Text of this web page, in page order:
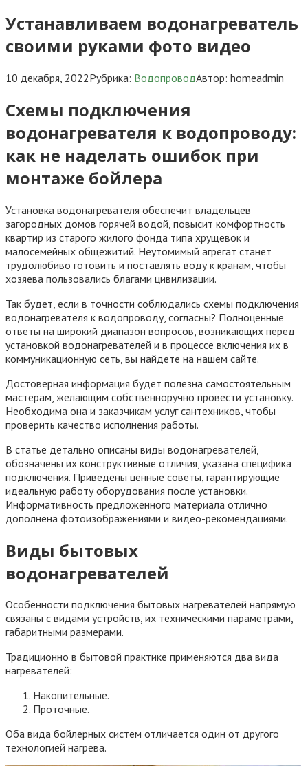
Устанавливаем водонагреватель
своими руками фото видео
10 декабря, 2022Рубрика: ВодопроводАвтор: homeadmin
Схемы подключения
водонагревателя к водопроводу:
как не наделать ошибок при
монтаже бойлера
Установка водонагревателя обеспечит владельцев
загородных домов горячей водой, повысит комфортность
квартир из старого жилого фонда типа хрущевок и
малосемейных общежитий. Неутомимый агрегат станет
трудолюбиво готовить и поставлять воду к кранам, чтобы
хозяева пользовались благами цивилизации.
Так будет, если в точности соблюдались схемы подключения
водонагревателя к водопроводу, согласны? Полноценные
ответы на широкий диапазон вопросов, возникающих перед
установкой водонагревателей и в процессе включения их в
коммуникационную сеть, вы найдете на нашем сайте.
Достоверная информация будет полезна самостоятельным
мастерам, желающим собственноручно провести установку.
Необходима она и заказчикам услуг сантехников, чтобы
проверить качество исполнения работы.
В статье детально описаны виды водонагревателей,
обозначены их конструктивные отличия, указана специфика
подключения. Приведены ценные советы, гарантирующие
идеальную работу оборудования после установки.
Информативность предложенного материала отлично
дополнена фотоизображениями и видео-рекомендациями.
Виды бытовых
водонагревателей
Особенности подключения бытовых нагревателей напрямую
связаны с видами устройств, их техническими параметрами,
габаритными размерами.
Традиционно в бытовой практике применяются два вида
нагревателей:
Накопительные.
Проточные.
Оба вида бойлерных систем отличается один от другого
технологией нагрева.